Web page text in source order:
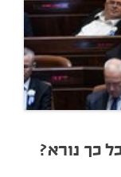
כך נורא?